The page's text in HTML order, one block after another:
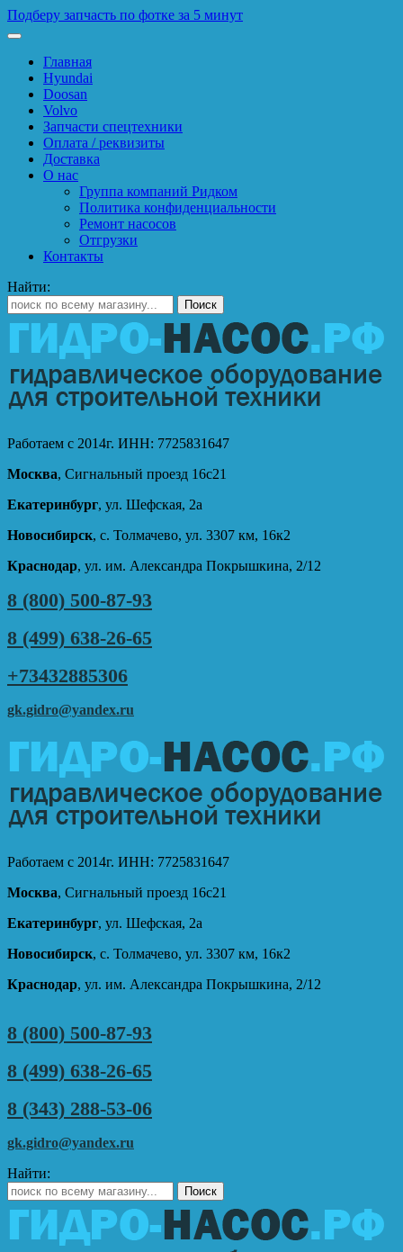
Подберу запчасть по фотке за 5 минут
Главная
Hyundai
Doosan
Volvo
Запчасти спецтехники
Оплата / реквизиты
Доставка
О нас
Группа компаний Ридком
Политика конфиденциальности
Ремонт насосов
Отгрузки
Контакты
Найти:
Работаем с 2014г. ИНН: 7725831647
Москва, Сигнальный проезд 16с21
Екатеринбург, ул. Шефская, 2а
Новосибирск, с. Толмачево, ул. 3307 км, 16к2
Краснодар, ул. им. Александра Покрышкина, 2/12
8 (800) 500-87-93
8 (499) 638-26-65
+73432885306
gk.gidro@yandex.ru
Работаем с 2014г. ИНН: 7725831647
Москва, Сигнальный проезд 16с21
Екатеринбург, ул. Шефская, 2а
Новосибирск, с. Толмачево, ул. 3307 км, 16к2
Краснодар, ул. им. Александра Покрышкина, 2/12
8 (800) 500-87-93
8 (499) 638-26-65
8 (343) 288-53-06
gk.gidro@yandex.ru
Найти: